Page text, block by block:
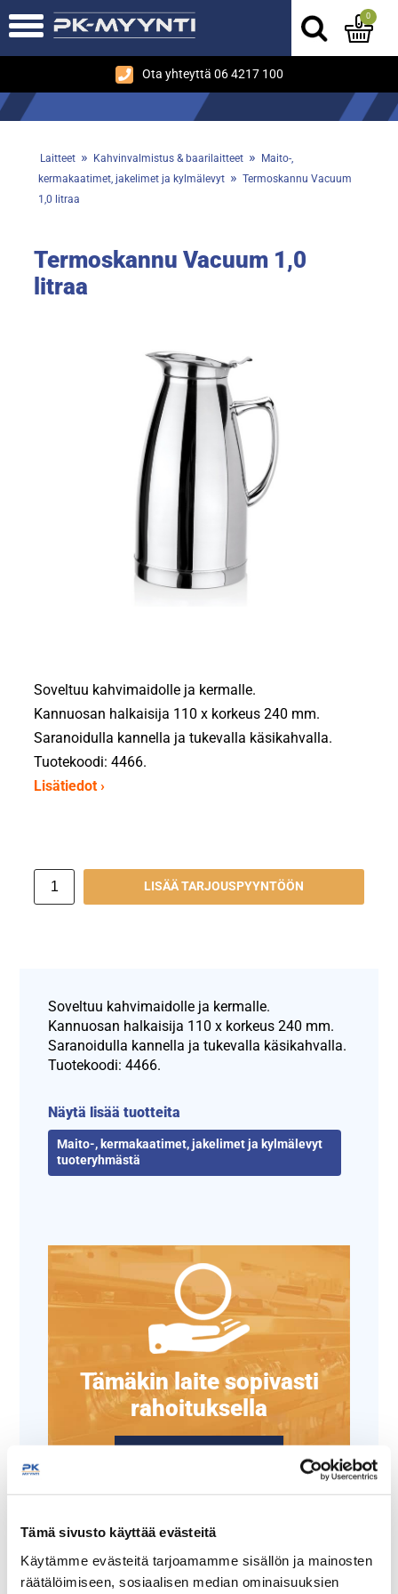
Tämä sivusto käyttää evästeitä
Käytämme evästeitä tarjoamamme sisällön ja mainosten
räätälöimiseen, sosiaalisen median ominaisuuksien
Ota yhteyttä 06 4217 100
0
Laitteet » Kahvinvalmistus & baarilaitteet »
Maito-,
kermakaatimet, jakelimet ja kylmälevyt » Termoskannu Vacuum
1,0 litraa
Termoskannu Vacuum 1,0
litraa
Soveltuu kahvimaidolle ja kermalle.
Kannuosan halkaisija 110 x korkeus 240 mm.
Saranoidulla kannella ja tukevalla käsikahvalla.
Tuotekoodi: 4466.
Lisätiedot ›
LISÄÄ TARJOUSPYYNTÖÖN
Soveltuu kahvimaidolle ja kermalle.
Kannuosan halkaisija 110 x korkeus 240 mm.
Saranoidulla kannella ja tukevalla käsikahvalla.
Tuotekoodi: 4466.
Näytä lisää tuotteita
Maito-, kermakaatimet, jakelimet ja kylmälevyt
tuoteryhmästä
Tämäkin laite sopivasti
rahoituksella